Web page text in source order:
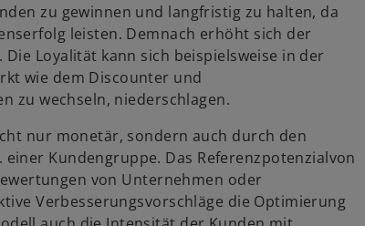
zu gewinnen und langfristig zu halten, da
leisten. Demnach erhöht sich der
Loyalität kann sich beispielsweise in der
wie dem Discounter und
zu wechseln, niederschlagen.
nur monetär, sondern auch durch den
Kundengruppe. Das Referenzpotenzialvon
von Unternehmen oder
Verbesserungsvorschläge die Optimierung